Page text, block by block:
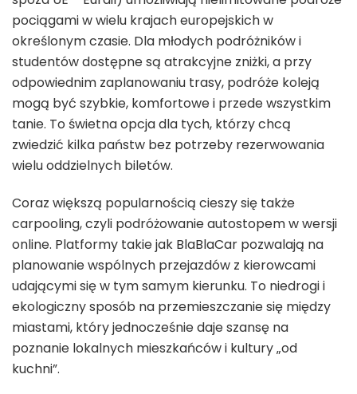
pociągami w wielu krajach europejskich w
określonym czasie. Dla młodych podróżników i
studentów dostępne są atrakcyjne zniżki, a przy
odpowiednim zaplanowaniu trasy, podróże koleją
mogą być szybkie, komfortowe i przede wszystkim
tanie. To świetna opcja dla tych, którzy chcą
zwiedzić kilka państw bez potrzeby rezerwowania
wielu oddzielnych biletów.
Coraz większą popularnością cieszy się także
carpooling, czyli podróżowanie autostopem w wersji
online. Platformy takie jak BlaBlaCar pozwalają na
planowanie wspólnych przejazdów z kierowcami
udającymi się w tym samym kierunku. To niedrogi i
ekologiczny sposób na przemieszczanie się między
miastami, który jednocześnie daje szansę na
poznanie lokalnych mieszkańców i kultury „od
kuchni”.